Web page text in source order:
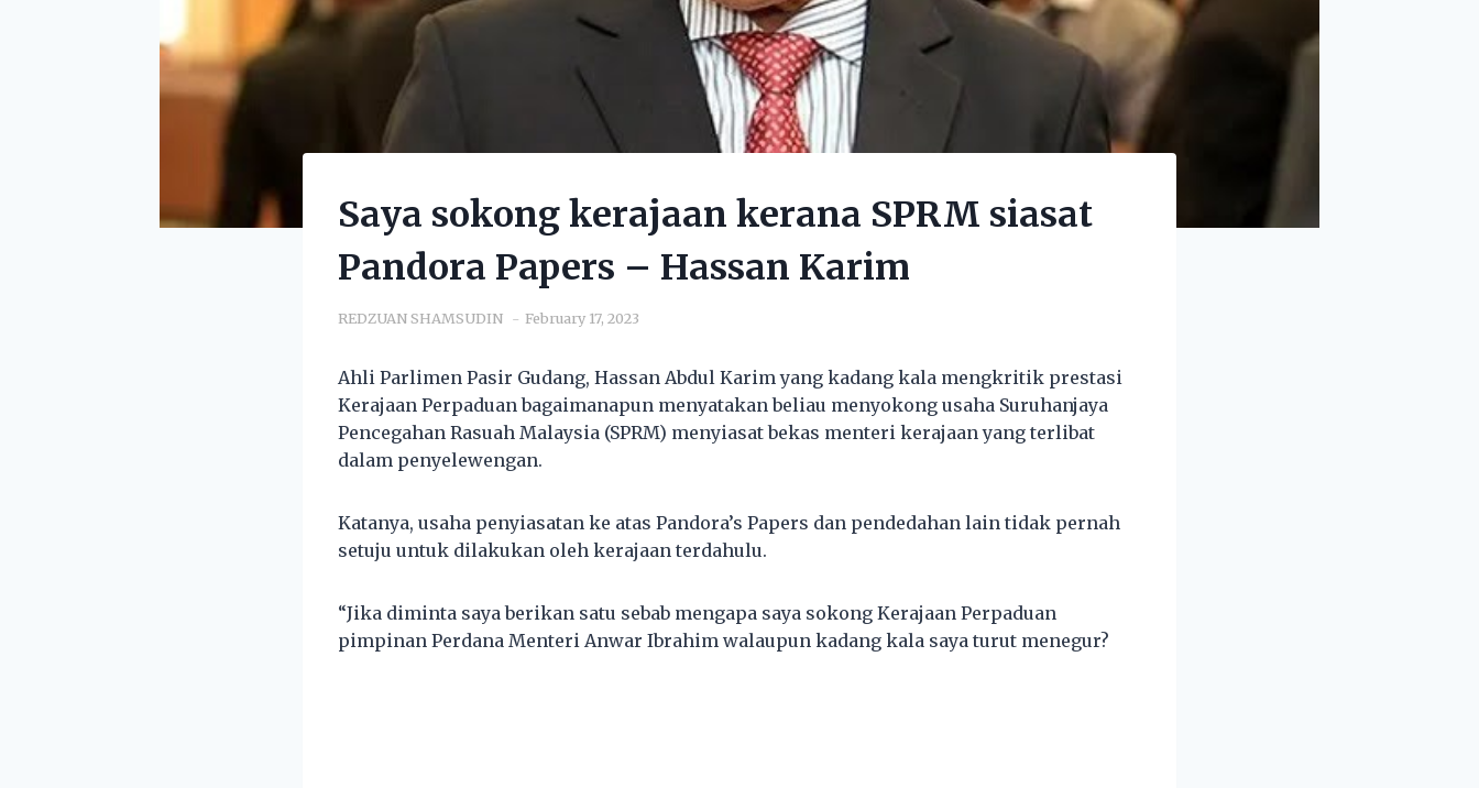
Saya sokong kerajaan kerana SPRM siasat
Pandora Papers – Hassan Karim
REDZUAN SHAMSUDIN February 17, 2023
Ahli Parlimen Pasir Gudang, Hassan Abdul Karim yang kadang kala mengkritik prestasi
Kerajaan Perpaduan bagaimanapun menyatakan beliau menyokong usaha Suruhanjaya
Pencegahan Rasuah Malaysia (SPRM) menyiasat bekas menteri kerajaan yang terlibat
dalam penyelewengan.
Katanya, usaha penyiasatan ke atas Pandora’s Papers dan pendedahan lain tidak pernah
setuju untuk dilakukan oleh kerajaan terdahulu.
“Jika diminta saya berikan satu sebab mengapa saya sokong Kerajaan Perpaduan
pimpinan Perdana Menteri Anwar Ibrahim walaupun kadang kala saya turut menegur?